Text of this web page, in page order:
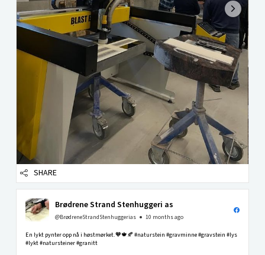
SHARE
Brødrene Strand Stenhuggeri as
@BrødreneStrandStenhuggerias 10 months ago
En lykt pynter opp nå i høstmørket.🧡🍁🍂 #naturstein #gravminne #gravstein #lys
#lykt #natursteiner #granitt